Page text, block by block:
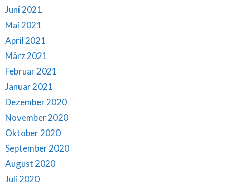
Juni 2021
Mai 2021
April 2021
März 2021
Februar 2021
Januar 2021
Dezember 2020
November 2020
Oktober 2020
September 2020
August 2020
Juli 2020